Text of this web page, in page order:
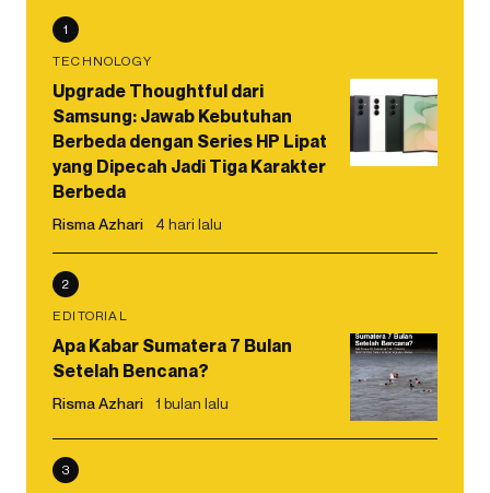
1
TECHNOLOGY
Upgrade Thoughtful dari
Samsung: Jawab Kebutuhan
Berbeda dengan Series HP Lipat
yang Dipecah Jadi Tiga Karakter
Berbeda
Risma Azhari 4 hari lalu
2
EDITORIAL
Apa Kabar Sumatera 7 Bulan
Setelah Bencana?
Risma Azhari 1 bulan lalu
3